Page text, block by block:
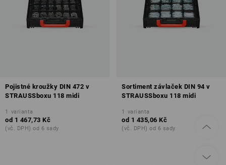
Pojistné kroužky DIN 472 v
STRAUSSboxu 118 midi
1 varianta
od 1 467,73 Kč
(vč. DPH) od 6 sady
Sortiment závlaček DIN 94 v
STRAUSSboxu 118 midi
1 varianta
od 1 435,06 Kč
(vč. DPH) od 6 sady